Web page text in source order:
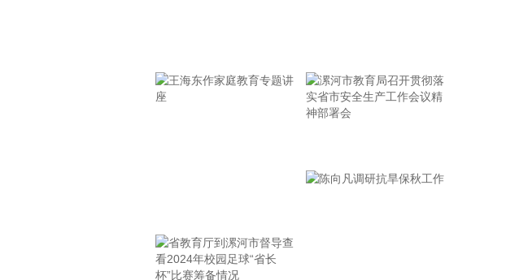
美国国会参议院8日通过一项联邦政府临时拨款法
案，以避免联邦政府在现行预算到期后“停摆”。
据浙江日报，当前，浙江省防御13号台风“白海豚”到
调，与台风“巴威”相比，“白海豚”可能强度更强、持
续时间更长、造成影响更大。要高度警觉、闻令而
座
实省市安全生产工作会议